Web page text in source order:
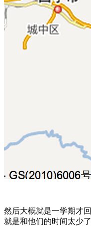
然后大概就是一学期才
就是和他们的时间太少